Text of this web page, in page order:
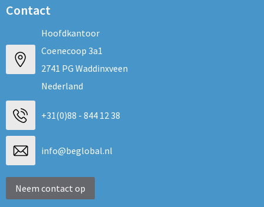
Contact
Hoofdkantoor
Coenecoop 3a1
2741 PG Waddinxveen
Nederland
+31(0)88 - 844 12 38
info@beglobal.nl
Neem contact op